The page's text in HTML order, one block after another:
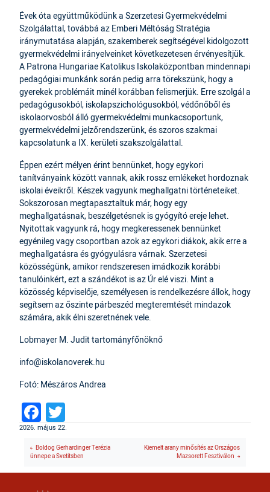
Évek óta együttműködünk a Szerzetesi Gyermekvédelmi
Szolgálattal, továbbá az Emberi Méltóság Stratégia
iránymutatása alapján, szakemberek segítségével kidolgozott
gyermekvédelmi irányelveinket következetesen érvényesítjük.
A Patrona Hungariae Katolikus Iskolaközpontban mindennapi
pedagógiai munkánk során pedig arra törekszünk, hogy a
gyerekek problémáit minél korábban felismerjük. Erre szolgál a
pedagógusokból, iskolapszichológusokból, védőnőből és
iskolaorvosból álló gyermekvédelmi munkacsoportunk,
gyermekvédelmi jelzőrendszerünk, és szoros szakmai
kapcsolatunk a IX. kerületi szakszolgálattal.
Éppen ezért mélyen érint bennünket, hogy egykori
tanítványaink között vannak, akik rossz emlékeket hordoznak
iskolai éveikről. Készek vagyunk meghallgatni történeteiket.
Sokszorosan megtapasztaltuk már, hogy egy
meghallgatásnak, beszélgetésnek is gyógyító ereje lehet.
Nyitottak vagyunk rá, hogy megkeressenek bennünket
egyénileg vagy csoportban azok az egykori diákok, akik erre a
meghallgatásra és gyógyulásra várnak. Szerzetesi
közösségünk, amikor rendszeresen imádkozik korábbi
tanulóinkért, ezt a szándékot is az Úr elé viszi. Mint a
közösség képviselője, személyesen is rendelkezésre állok, hogy
segítsem az őszinte párbeszéd megteremtését mindazok
számára, akik élni szeretnének vele.
Lobmayer M. Judit tartományfőnöknő
info@iskolanoverek.hu
Fotó: Mészáros Andrea
Facebook
2026. május 22.
Boldog Gerhardinger Terézia
ünnepe a Svetitsben
Kiemelt arany minősítés az Országos
Mazsorett Fesztiválon